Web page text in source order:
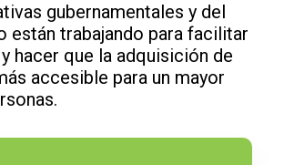
gubernamentales y del
están trabajando para facilitar
hacer que la adquisición de
accesible para un mayor